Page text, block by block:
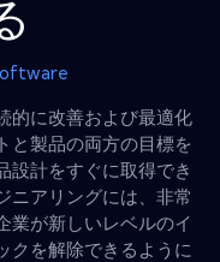
的に改善および最適化
と製品の両方の目標を
設計をすぐに取得でき
ニアリングには、非常
業が新しいレベルのイ
クを解除できるように